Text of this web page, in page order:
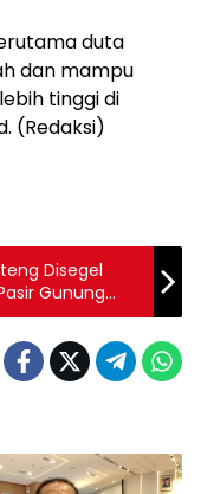
duta
dan mampu
tinggi di
(Redaksi)
Disegel
Gunung